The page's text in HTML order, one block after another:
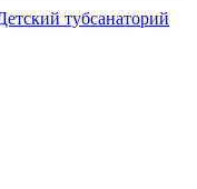
тубсанаторий